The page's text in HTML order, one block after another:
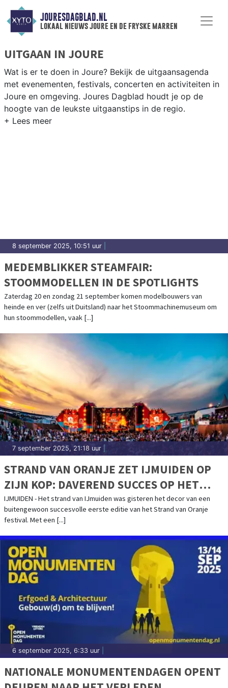
JOURESDAGBLAD.NL
lokaal nieuws joure en de fryske marren
UITGAAN IN JOURE
Wat is er te doen in Joure? Bekijk de uitgaansagenda
met evenementen, festivals, concerten en activiteiten in
Joure en omgeving. Joures Dagblad houdt je op de
hoogte van de leukste uitgaanstips in de regio.
8 september 2025, 10:51 uur
MEDEMBLIKKER STEAMFAIR:
STOOMMODELLEN IN DE SPOTLIGHTS
Zaterdag 20 en zondag 21 september komen modelbouwers van
heinde en ver (zelfs uit Duitsland) naar het Stoommachinemuseum om
hun stoommodellen, vaak [...]
7 september 2025, 21:18 uur
STRAND VAN ORANJE ZET IJMUIDEN OP
ZIJN KOP: DAVEREND SUCCES OP HET
STRAND SMAAKT NAAR MEER, EDITIE 2026
AANGEKONDIGD
IJMUIDEN - Het strand van IJmuiden was gisteren het decor van een
buitengewoon succesvolle eerste editie van het Strand van Oranje
festival. Met een [...]
6 september 2025, 6:33 uur
NATIONALE MONUMENTENDAGEN OPENT